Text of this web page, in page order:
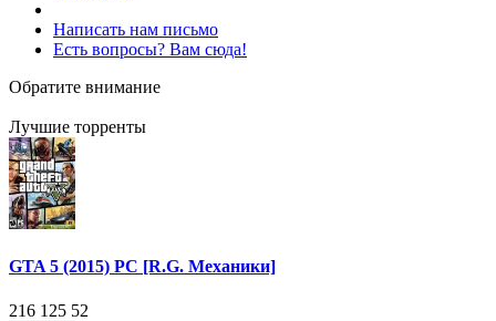
Написать нам письмо
Есть вопросы? Вам сюда!
Обратите внимание
Лучшие торренты
GTA 5 (2015) PC [R.G. Механики]
216 125 52